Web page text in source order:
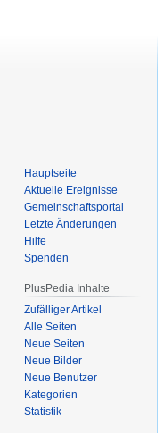
Hauptseite
Aktuelle Ereignisse
Gemeinschafts­portal
Letzte Änderungen
Hilfe
Spenden
PlusPedia Inhalte
Zufälliger Artikel
Alle Seiten
Neue Seiten
Neue Bilder
Neue Benutzer
Kategorien
Statistik